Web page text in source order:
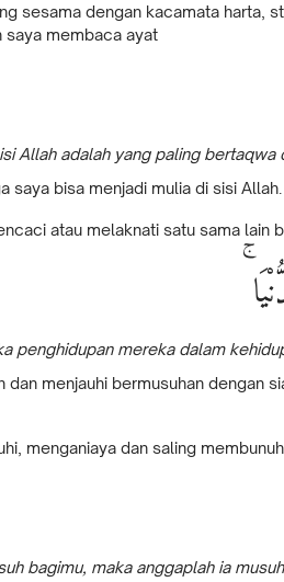
sesama dengan kacamata harta,
saya membaca ayat
Allah adalah yang paling bertaqwa
saya bisa menjadi mulia di sisi Allah.
atau melaknati satu sama lain
penghidupan mereka dalam
menjauhi bermusuhan dengan
menganiaya dan saling
bagimu, maka anggaplah ia